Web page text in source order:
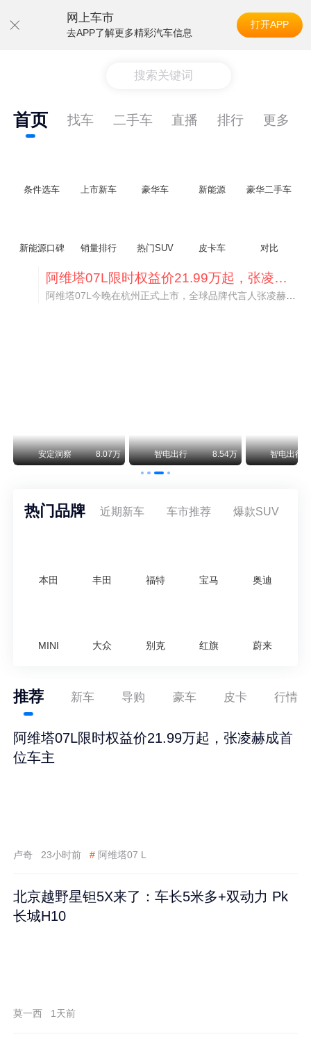
网上车市
去APP了解更多精彩汽车信息
打开APP
搜索关键词
首页 找车 二手车 直播 排行 更多
条件选车 上市新车 豪华车 新能源 豪华二手车
新能源口碑 销量排行 热门SUV 皮卡车 对比
阿维塔07L限时权益价21.99万起，张凌赫成首位车主
阿维塔07L今晚在杭州正式上市，全球品牌代言人张凌赫现场提车，成为这台车的第一位主人。三个版本：Elite纯电版22.99万，Max+后驱纯电版24.99万，Ultra三电机四驱版27.99万。
安定洞察 8.07万 智电出行 8.54万 智电出行
热门品牌 近期新车 车市推荐 爆款SUV
本田 丰田 福特 宝马 奥迪
MINI 大众 别克 红旗 蔚来
推荐 新车 导购 豪车 皮卡 行情
阿维塔07L限时权益价21.99万起，张凌赫成首
位车主
卢奇 23小时前 # 阿维塔07 L
北京越野星钽5X来了：车长5米多+双动力 Pk
长城H10
莫一西 1天前